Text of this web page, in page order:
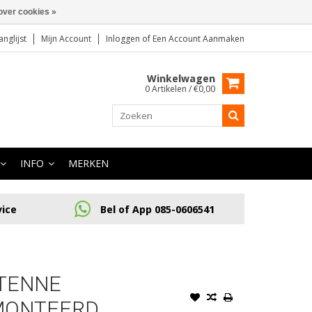
Mijn Account Inloggen of Een Account Aanmaken
Winkelwagen
0 Artikelen / €0,00
INFO MERKEN
Bel of App 085-0606541
cookies »